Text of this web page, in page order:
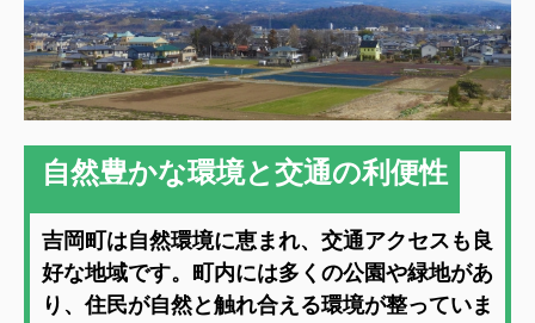
自然豊かな環境と交通の利便性
吉岡町は自然環境に恵まれ、交通アクセスも良
好な地域です。町内には多くの公園や緑地があ
り、住民が自然と触れ合える環境が整っていま